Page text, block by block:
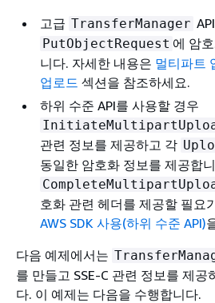
고급 TransferManager
PutObjectRequest 에 암
니다. 자세한 내용은 멀티파트
업로드 섹션을 참조하세요.
하위 수준 API를 사용할 경우
관련 정보를 제공하고 각
동일한 암호화 정보를 제공합
호화 관련 헤더를 제공할 필요
AWS SDK 사용(하위 수준 API)
다음 예제에서는
를 만들고 SSE-C 관련 정보를 제공
다. 이 예제는 다음을 수행합니다.